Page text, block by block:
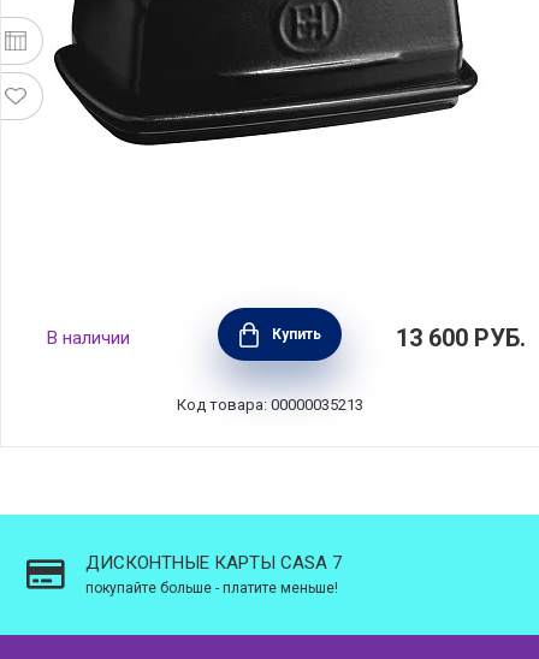
Масленка 16,5х11,5х7,5 см, керамика, цвет
трюфель, Emile Henry, Франция, 710225
В наличии Купить 13 600 РУБ.
Код товара: 00000035213
ДИСКОНТНЫЕ КАРТЫ CASA 7
покупайте больше - платите меньше!